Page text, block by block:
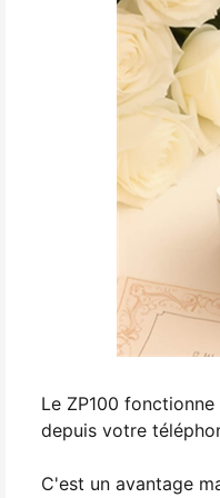
Le ZP100
depuis votre
C'est un avantage